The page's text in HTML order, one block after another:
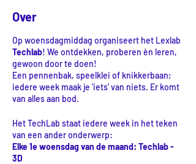
Over
Op woensdagmiddag organiseert het Lexlab
Techlab! We ontdekken, proberen èn leren,
gewoon door te doen!
Een pennenbak, speelklei of knikkerbaan;
iedere week maak je 'iets' van niets. Er komt
van alles aan bod.
Het TechLab staat iedere week in het teken
van een ander onderwerp:
Elke 1e woensdag van de maand: Techlab -
3D